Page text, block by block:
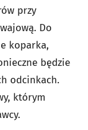
przy
Do
koparka,
będzie
odcinkach.
którym